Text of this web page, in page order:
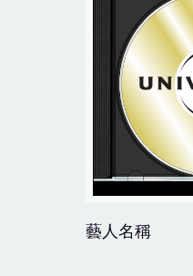
藝人名稱